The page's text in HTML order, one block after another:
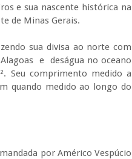
e sua nascente histórica na
de Minas Gerais.
sua divisa ao norte com
e deságua no oceano
Seu comprimento medido a
quando medido ao longo do
por Américo Vespúcio